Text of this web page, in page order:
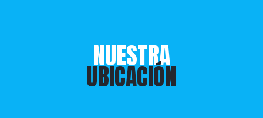
NUESTRA
UBICACIÓN